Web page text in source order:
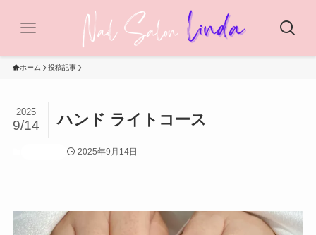
ホーム 投稿記事
ハンド ライトコース
2025
9/14
2025年9月14日